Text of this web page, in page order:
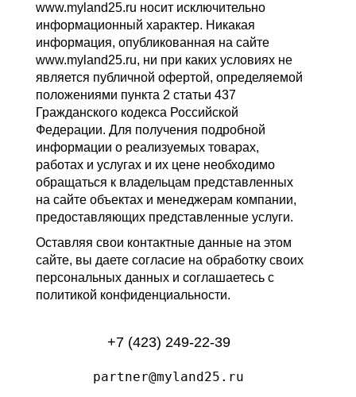
www.myland25.ru носит исключительно
информационный характер. Никакая
информация, опубликованная на сайте
www.myland25.ru, ни при каких условиях не
является публичной офертой, определяемой
положениями пункта 2 статьи 437
Гражданского кодекса Российской
Федерации. Для получения подробной
информации о реализуемых товарах,
работах и услугах и их цене необходимо
обращаться к владельцам представленных
на сайте объектах и менеджерам компании,
предоставляющих представленные услуги.
Оставляя свои контактные данные на этом
сайте, вы даете согласие на обработку своих
персональных данных и соглашаетесь с
политикой конфиденциальности.
+7 (423) 249-22-39
partner@myland25.ru